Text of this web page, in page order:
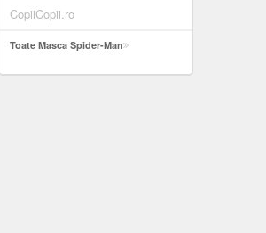
CopiiCopii.ro
Toate Masca Spider-Man